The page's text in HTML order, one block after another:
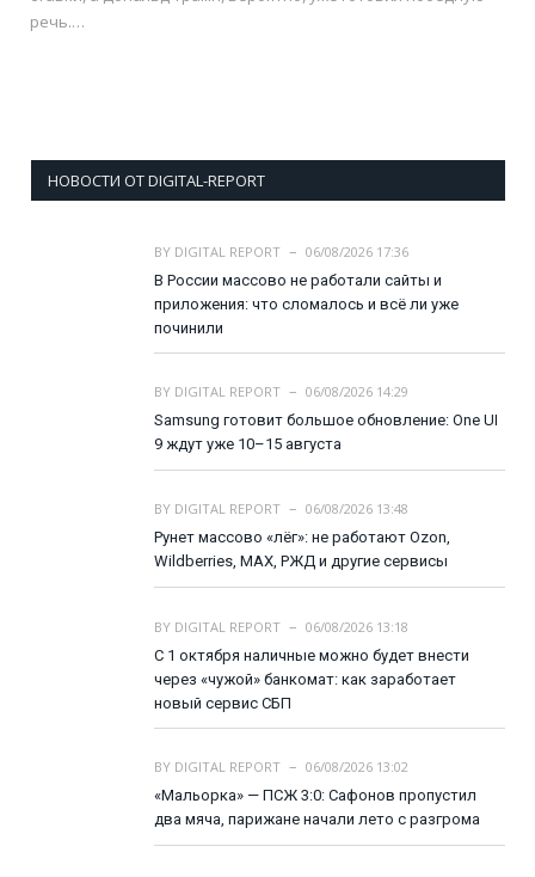
речь.…
НОВОСТИ ОТ DIGITAL-REPORT
BY DIGITAL REPORT
06/08/2026 17:36
В России массово не работали сайты и
приложения: что сломалось и всё ли уже
починили
BY DIGITAL REPORT
06/08/2026 14:29
Samsung готовит большое обновление: One UI
9 ждут уже 10–15 августа
BY DIGITAL REPORT
06/08/2026 13:48
Рунет массово «лёг»: не работают Ozon,
Wildberries, MAX, РЖД и другие сервисы
BY DIGITAL REPORT
06/08/2026 13:18
С 1 октября наличные можно будет внести
через «чужой» банкомат: как заработает
новый сервис СБП
BY DIGITAL REPORT
06/08/2026 13:02
«Мальорка» — ПСЖ 3:0: Сафонов пропустил
два мяча, парижане начали лето с разгрома